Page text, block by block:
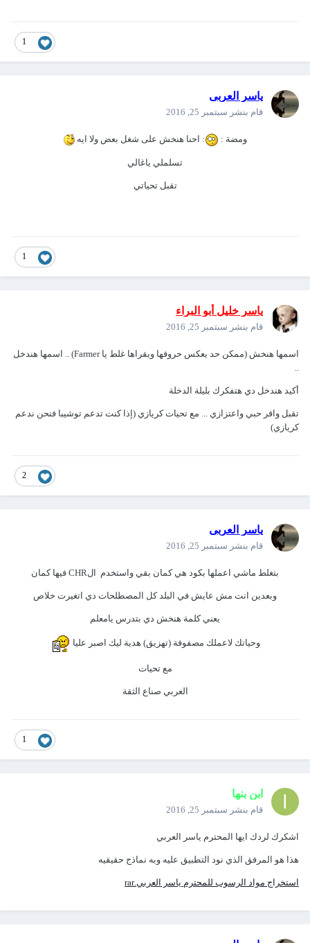
1
ياسر العربى
قام بنشر سبتمبر 25, 2016
ومضة : : احنا هنخش على شغل بعض ولا ايه
تسلملي ياغالي
تقبل تحياتي
1
ياسر خليل أبو البراء
قام بنشر سبتمبر 25, 2016
اسمها هنخش (ممكن حد يعكس حروفها ويقراها غلط يا Farmer) .. اسمها هندخل
..
أكيد هندخل دي هتفكرك بليلة الدخلة
تقبل وافر حبي واعتزازي ... مع تحيات كريازي (إذا كنت تدعم توشيبا فنحن ندعم
كريازي)
2
ياسر العربى
قام بنشر سبتمبر 25, 2016
بتغلط ماشي اعملها بكود هي كمان بقي واستخدم الCHR فيها كمان
وبعدين انت مش عايش في البلد كل المصطلحات دي اتغيرت خلاص
يعني كلمة هنخش دي بتدرس يامعلم
وحياتك لاعملك مصفوفة (تهزيق) هدية ليك اصبر عليا
مع تحيات
العربي صناع الثقة
1
ابن بنها
قام بنشر سبتمبر 25, 2016
اشكرك لردك ايها المحترم ياسر العربي
هذا هو المرفق الذي نود التطبيق عليه وبه نماذج حقيقيه
استخراج مواد الرسوب للمحترم ياسر العربي.rar